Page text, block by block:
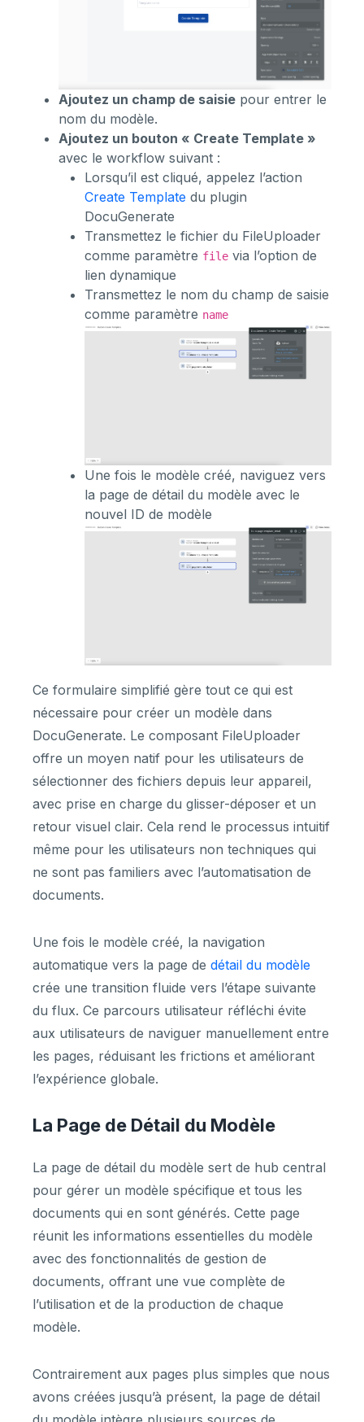
Ajoutez un champ de saisie pour entrer le
nom du modèle.
Ajoutez un bouton « Create Template »
avec le workflow suivant :
Lorsqu’il est cliqué, appelez l’action
Create Template du plugin
DocuGenerate
Transmettez le fichier du FileUploader
comme paramètre file via l’option de
lien dynamique
Transmettez le nom du champ de saisie
comme paramètre name
Une fois le modèle créé, naviguez vers
la page de détail du modèle avec le
nouvel ID de modèle
Ce formulaire simplifié gère tout ce qui est
nécessaire pour créer un modèle dans
DocuGenerate. Le composant FileUploader
offre un moyen natif pour les utilisateurs de
sélectionner des fichiers depuis leur appareil,
avec prise en charge du glisser-déposer et un
retour visuel clair. Cela rend le processus intuitif
même pour les utilisateurs non techniques qui
ne sont pas familiers avec l’automatisation de
documents.
Une fois le modèle créé, la navigation
automatique vers la page de détail du modèle
crée une transition fluide vers l’étape suivante
du flux. Ce parcours utilisateur réfléchi évite
aux utilisateurs de naviguer manuellement entre
les pages, réduisant les frictions et améliorant
l’expérience globale.
La Page de Détail du Modèle
La page de détail du modèle sert de hub central
pour gérer un modèle spécifique et tous les
documents qui en sont générés. Cette page
réunit les informations essentielles du modèle
avec des fonctionnalités de gestion de
documents, offrant une vue complète de
l’utilisation et de la production de chaque
modèle.
Contrairement aux pages plus simples que nous
avons créées jusqu’à présent, la page de détail